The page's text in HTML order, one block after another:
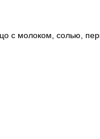
с молоком,